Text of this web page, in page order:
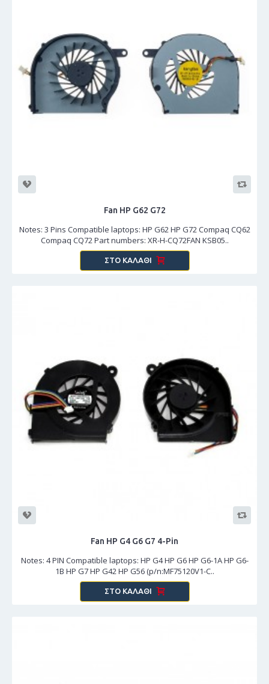
Fan HP G62 G72
Notes: 3 Pins Compatible laptops: HP G62 HP G72 Compaq CQ62
Compaq CQ72 Part numbers: XR-H-CQ72FAN KSB05..
ΣΤΟ ΚΑΛΆΘΙ
Fan HP G4 G6 G7 4-Pin
Notes: 4 PIN Compatible laptops: HP G4 HP G6 HP G6-1A HP G6-
1B HP G7 HP G42 HP G56 (p/n:MF75120V1-C..
ΣΤΟ ΚΑΛΆΘΙ